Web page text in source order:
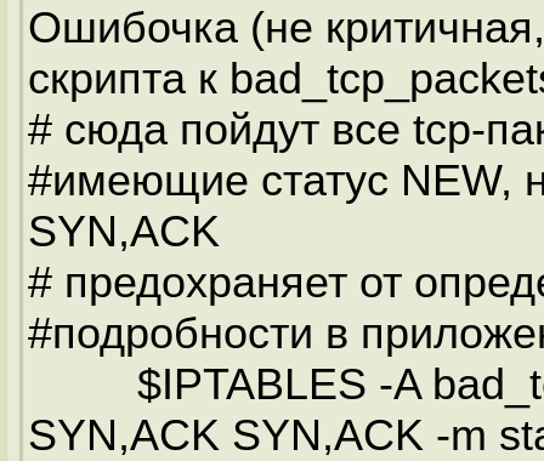
Ошибочка (не
скрипта к
# сюда пойдут все tcp-
#имеющие статус
SYN,ACK
# предохраняет от
#подробности в
$IPTABLES -A
SYN,ACK SYN,ACK -m